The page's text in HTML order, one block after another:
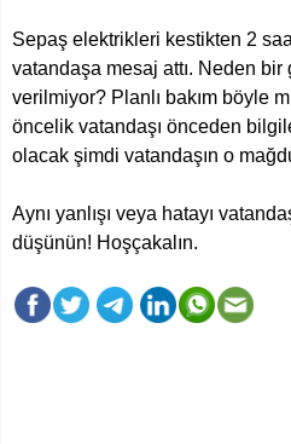
Sepaş elektrikleri kestikten 2
vatandaşa mesaj attı. Neden
verilmiyor? Planlı bakım böyle
öncelik vatandaşı önceden
olacak şimdi vatandaşın o
Aynı yanlışı veya hatayı
düşünün! Hoşçakalın.